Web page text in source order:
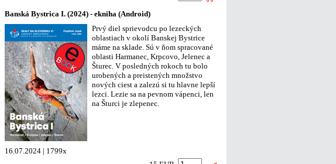
Banská Bystrica I. (2024) - ekniha (Android)
Prvý diel sprievodcu po lezeckých
oblastiach v okolí Banskej Bystrice
máme na sklade. Sú v ňom spracované
oblasti Harmanec, Krpcovo, Jelenec a
Šturec. V posledných rokoch tu bolo
urobených a preistených množstvo
nových ciest a zalezú si tu hlavne lepší
lezci. Lezie sa na pevnom vápenci, len
na Šturci je zlepenec.
16.07.2024 | 1799x